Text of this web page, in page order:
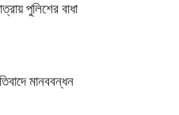
পুলিশের বাধা
মানববন্ধন